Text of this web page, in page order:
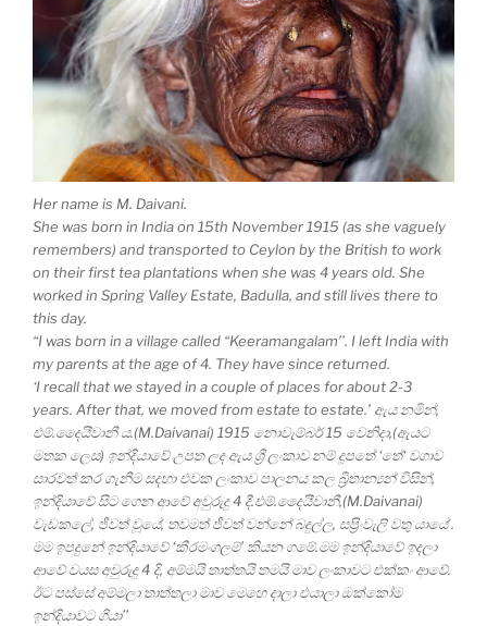
Her name is M. Daivani.
She was born in India on 15th November 1915 (as she vaguely
remembers) and transported to Ceylon by the British to work
on their first tea plantations when she was 4 years old. She
worked in Spring Valley Estate, Badulla, and still lives there to
this day.
“I was born in a village called “Keeramangalam’’. I left India with
my parents at the age of 4. They have since returned.
‘I recall that we stayed in a couple of places for about 2-3
years. After that, we moved from estate to estate.’ ඇය නමින්,
එම්.දෛයීවානී ය.(M.Daivanai) 1915 නොවැම්බර් 15 වෙනිදා,(ඇයට
මතක ලෙස) ඉන්දියාවේ උපත ලද ඇය ශ්‍රී ලංකාව නම් දූපතේ ‘තේ‘ වගාව
සාරවත් කර ගැනීම සදහා එවක ලංකාව පාලනය කල බ්‍රිතාන්‍යන් විසින්,
ඉන්දියාවේ සිට ගෙන ආවේ අවුරුදු 4 දී.එම්.දෛයීවානී,(M.Daivanai)
වැඩකලේ, ජීවත් වූයේ, තවමත් ජීවත් වන්නේ බදුල්ල, සප්‍රිංවැලි වතු යායේ .
මම ඉපදුනේ ඉන්දියාවේ ‘කීරමංගලම්’ කියන ගමේ.මම ඉන්දියාවේ ඉදලා
ආවේ වයස අවුරුදු 4 දි, අම්මයි තාත්තයි තමයි මාව ලංකාවට එක්කං ආවේ.
ඊට පස්සේ අම්මලා තාත්තලා මාව මෙහෙ දාලා එයාලා ඔක්කෝම
ඉන්දියාවට ගියා’’